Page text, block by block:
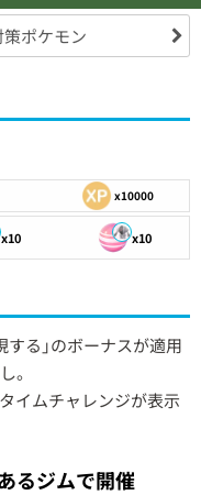
ポケモン
x10000
x10 x10
する｣のボーナスが適用
。
イムチャレンジが表示
るジムで開催